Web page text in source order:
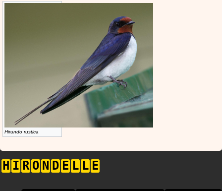
Hirundo rustica
H I R O N D E L L E